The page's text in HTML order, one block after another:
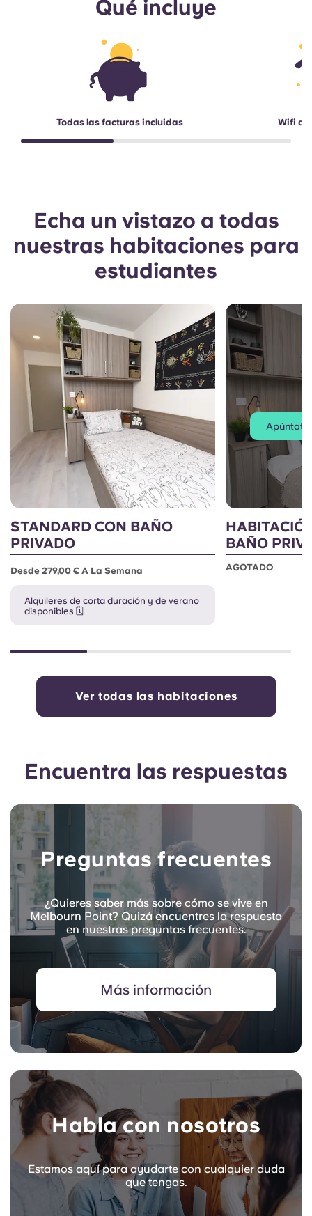
Qué incluye
Todas las facturas incluidas Wifi
Echa un vistazo a todas
nuestras habitaciones para
estudiantes
STANDARD CON BAÑO
PRIVADO
Desde 279,00 € A La Semana
Alquileres de corta duración y de verano
disponibles 🗓️
Apúntate
BAÑO
AGOTADO
Ver todas las habitaciones
Encuentra las respuestas
Preguntas frecuentes
¿Quieres saber más sobre cómo se vive en
Melbourn Point? Quizá encuentres la respuesta
en nuestras preguntas frecuentes.
Más información
Habla con nosotros
Estamos aquí para ayudarte con cualquier duda
que tengas.